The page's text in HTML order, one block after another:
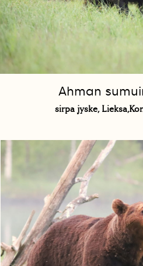
Ahman
sirpa jyske,